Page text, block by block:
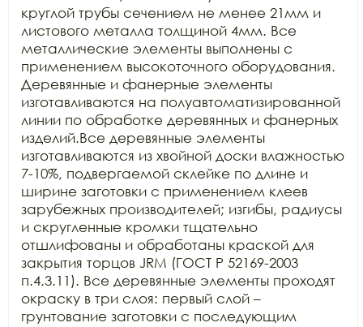
круглой трубы сечением не менее 21мм и
листового металла толщиной 4мм. Все
металлические элементы выполнены с
применением высокоточного оборудования.
Деревянные и фанерные элементы
изготавливаются на полуавтоматизированной
линии по обработке деревянных и фанерных
изделий.Все деревянные элементы
изготавливаются из хвойной доски влажностью
7-10%, подвергаемой склейке по длине и
ширине заготовки с применением клеев
зарубежных производителей; изгибы, радиусы
и скругленные кромки тщательно
отшлифованы и обработаны краской для
закрытия торцов JRM (ГОСТ Р 52169-2003
п.4.3.11). Все деревянные элементы проходят
окраску в три слоя: первый слой –
грунтование заготовки с последующим